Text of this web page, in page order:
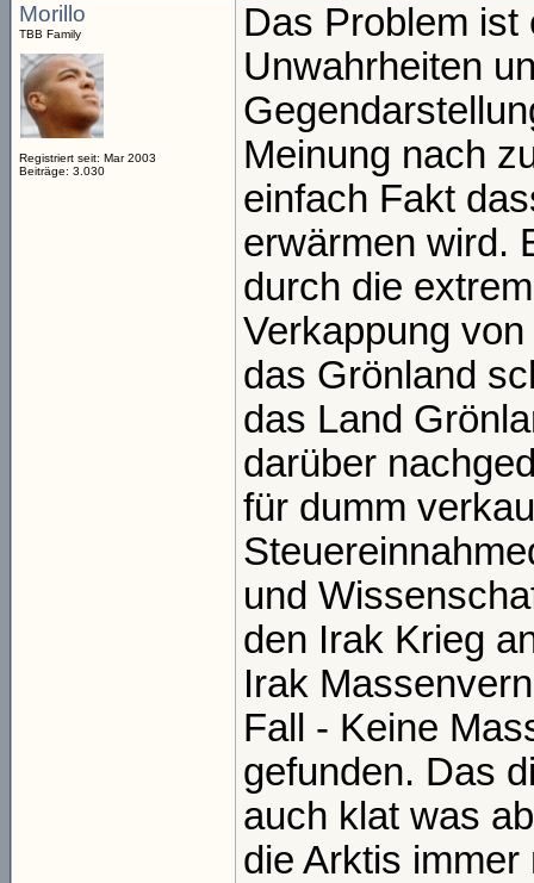
Morillo
TBB Family
Registriert seit: Mar 2003
Beiträge: 3.030
Das Problem ist
Unwahrheiten
Meinung nach
einfach Fakt
erwärmen wird.
durch die
Verkappung
das Grönland
das Land
darüber
für dumm
und
den Irak Krieg
Irak
Fall - Keine
gefunden. Das
auch klat was
die Arktis